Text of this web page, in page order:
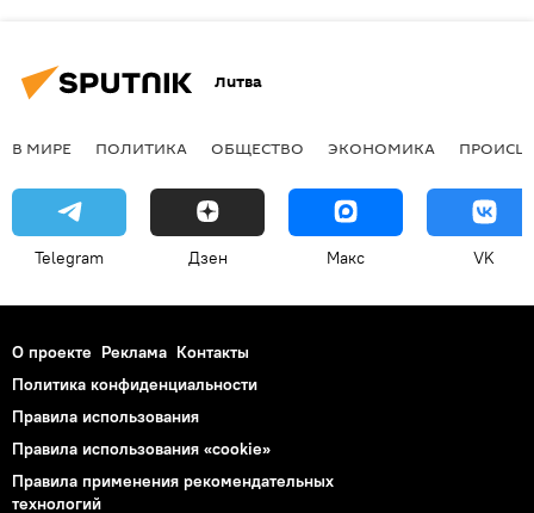
Литва
В МИРЕ ПОЛИТИКА ОБЩЕСТВО ЭКОНОМИКА
Telegram Дзен Макс VK
О проекте Реклама Контакты
Политика конфиденциальности
Правила использования
Правила использования «cookie»
Правила применения рекомендательных
технологий